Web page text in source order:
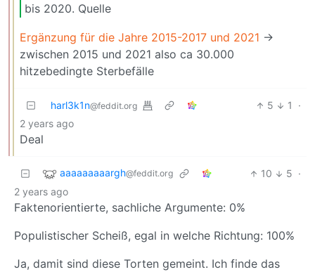
bis 2020. Quelle
Ergänzung für die Jahre 2015-2017 und 2021 ->
zwischen 2015 und 2021 also ca 30.000
hitzebedingte Sterbefälle
harl3k1n@feddit.org 5 1
·
2 years ago
Deal
aaaaaaaaargh@feddit.org 10 5 ·
2 years ago
Faktenorientierte, sachliche Argumente: 0%
Populistischer Scheiß, egal in welche Richtung: 100%
Ja, damit sind diese Torten gemeint. Ich finde das